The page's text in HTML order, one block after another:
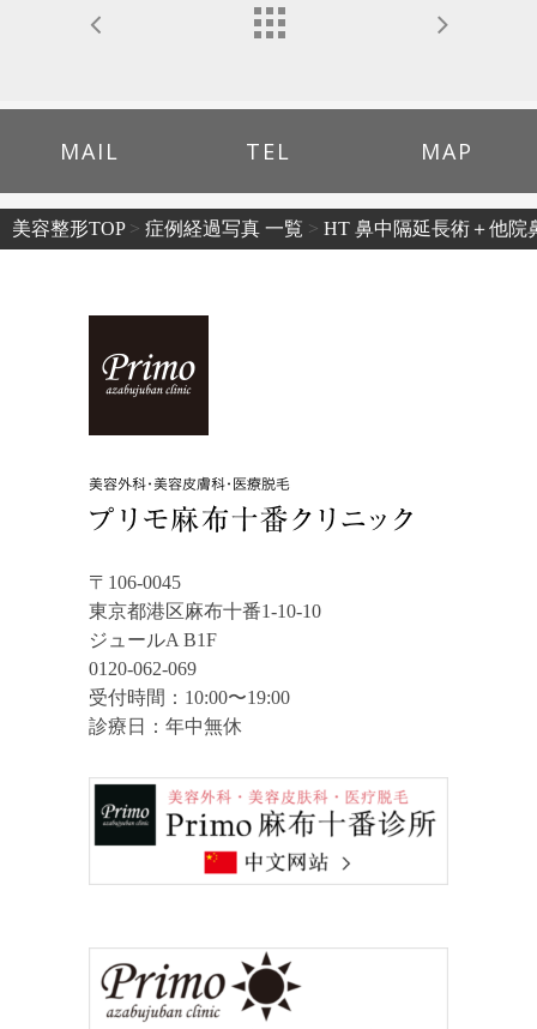
MAIL TEL MAP
美容整形TOP> 症例経過写真 一覧 > HT 鼻中隔延長術＋他院
〒106-0045
東京都港区麻布十番1-10-10
ジュールA B1F
0120-062-069
受付時間：10:00〜19:00
診療日：年中無休